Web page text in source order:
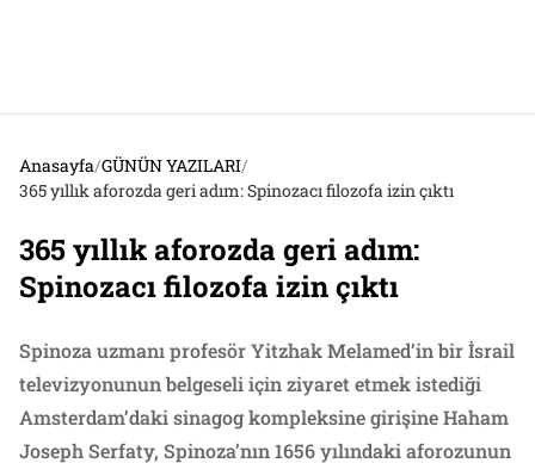
Anasayfa/GÜNÜN YAZILARI/
365 yıllık aforozda geri adım: Spinozacı filozofa izin çıktı
365 yıllık aforozda geri adım:
Spinozacı filozofa izin çıktı
Spinoza uzmanı profesör Yitzhak Melamed’in bir İsrail
televizyonunun belgeseli için ziyaret etmek istediği
Amsterdam’daki sinagog kompleksine girişine Haham
Joseph Serfaty, Spinoza’nın 1656 yılındaki aforozunun